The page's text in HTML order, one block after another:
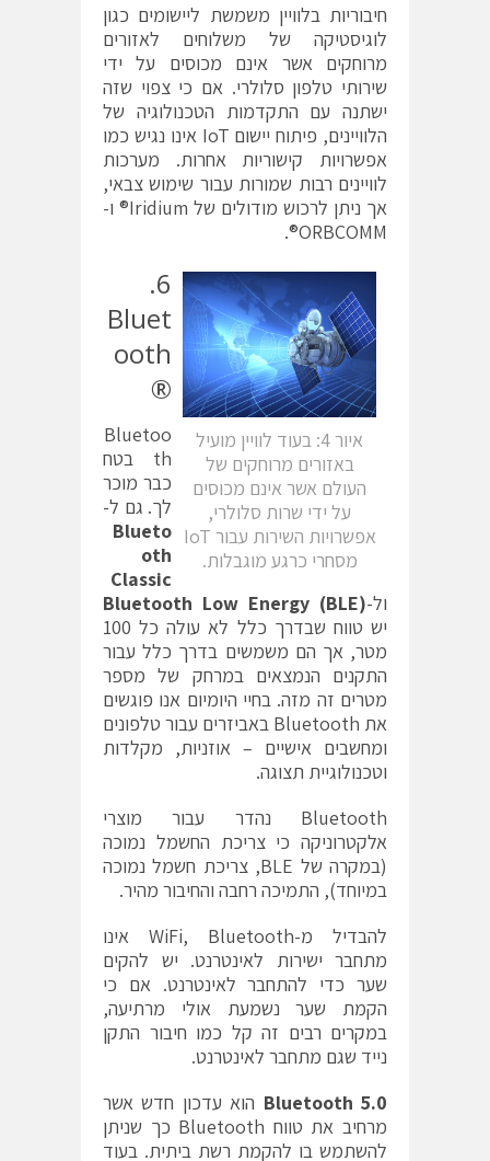
חיבוריות בלוויין משמשת ליישומים כגון
לוגיסטיקה של משלוחים לאזורים
מרוחקים אשר אינם מכוסים על ידי
שירותי טלפון סלולרי. אם כי צפוי שזה
ישתנה עם התקדמות הטכנולוגיה של
הלוויינים, פיתוח יישום IoT אינו נגיש כמו
אפשרויות קישוריות אחרות. מערכות
לוויינים רבות שמורות עבור שימוש צבאי,
אך ניתן לרכוש מודולים של Iridium® ו-
ORBCOMM®.
איור 4: בעוד לוויין מועיל
באזורים מרוחקים של
העולם אשר אינם מכוסים
על ידי שרות סלולרי,
אפשרויות השירות עבור IoT
מסחרי כרגע מוגבלות.
6.
Bluet
ooth
®
Bluetoo
th בטח
כבר מוכר
לך. גם ל-
Blueto
oth
Classic
ול-Bluetooth Low Energy (BLE)
יש טווח שבדרך כלל לא עולה כל 100
מטר, אך הם משמשים בדרך כלל עבור
התקנים הנמצאים במרחק של מספר
מטרים זה מזה. בחיי היומיום אנו פוגשים
את Bluetooth באביזרים עבור טלפונים
ומחשבים אישיים – אוזניות, מקלדות
וטכנולוגיית תצוגה.
Bluetooth נהדר עבור מוצרי
אלקטרוניקה כי צריכת החשמל נמוכה
(במקרה של BLE, צריכת חשמל נמוכה
במיוחד), התמיכה רחבה והחיבור מהיר.
להבדיל מ-WiFi, Bluetooth אינו
מתחבר ישירות לאינטרנט. יש להקים
שער כדי להתחבר לאינטרנט. אם כי
הקמת שער נשמעת אולי מרתיעה,
במקרים רבים זה קל כמו חיבור התקן
נייד שגם מתחבר לאינטרנט.
Bluetooth 5.0 הוא עדכון חדש אשר
מרחיב את טווח Bluetooth כך שניתן
להשתמש בו להקמת רשת ביתית. בעוד